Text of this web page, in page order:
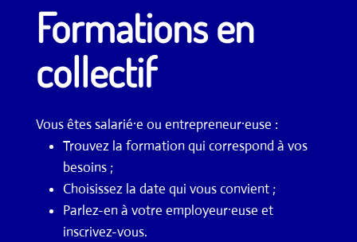
Formations en
collectif
Vous êtes salarié·e ou entrepreneur·euse :
Trouvez la formation qui correspond à vos
besoins ;
Choisissez la date qui vous convient ;
Parlez-en à votre employeur·euse et
inscrivez-vous.